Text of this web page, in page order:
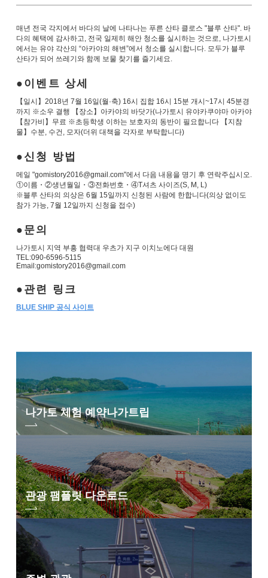
매년 전국 각지에서 바다의 날에 나타나는 푸른 산타 클로스 "블루 산타". 바
다의 혜택에 감사하고, 전국 일제히 해안 청소를 실시하는 것으로, 나가토시
에서는 유야 각산의 “아카야의 해변”에서 청소를 실시합니다. 모두가 블루
산타가 되어 쓰레기와 함께 보물 찾기를 즐기세요.
이벤트 상세
【일시】2018년 7월 16일(월·축) 16시 집합 16시 15분 개시~17시 45분경
까지 ※소우 결행 【장소】아카야의 바닷가(나가토시 유야카쿠야마 아카야
【참가비】무료 ※초등학생 이하는 보호자의 동반이 필요합니다 【지참
물】수분, 수건, 모자(더위 대책을 각자로 부탁합니다)
신청 방법
메일 "gomistory2016@gmail.com"에서 다음 내용을 명기 후 연락주십시오.
①이름・②생년월일・③전화번호・④T셔츠 사이즈(S, M, L)
※블루 산타의 의상은 6월 15일까지 신청된 사람에 한합니다(의상 없이도
참가 가능, 7월 12일까지 신청을 접수)
문의
나가토시 지역 부흥 협력대 우츠가 지구 이치노에다 대원
TEL:090-6596-5115
Email:gomistory2016@gmail.com
관련 링크
BLUE SHIP 공식 사이트
나가토 체험 예약나가트립
관광 팸플릿 다운로드